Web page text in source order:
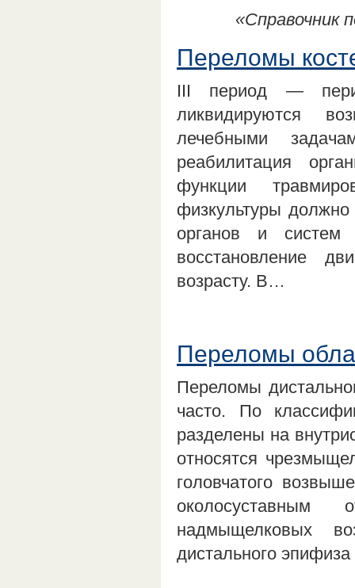
«Справочник
Переломы
III период —
ликвидируются
лечебными
реабилитация
функции
физкультуры
органов и
восстановление
возрасту. В…
Переломы
Переломы
часто. По
разделены на
относятся
головчатого
надмыщелковых
дистального